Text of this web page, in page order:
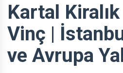
Kartal
Vinç |
ve Avrupa